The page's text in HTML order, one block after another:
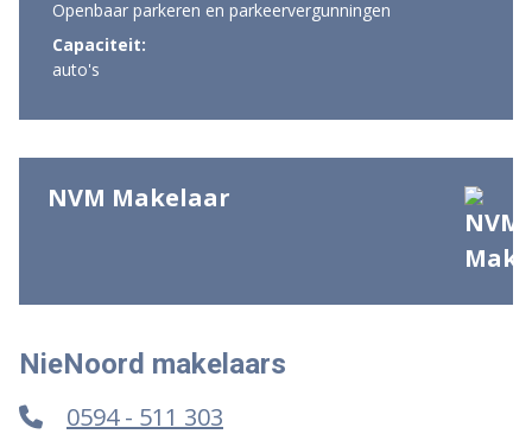
Openbaar parkeren en parkeervergunningen
Capaciteit:
auto's
NVM Makelaar
NieNoord makelaars
0594 - 511 303